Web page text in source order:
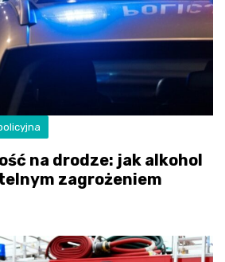
na drodze: jak alkohol
zagrożeniem